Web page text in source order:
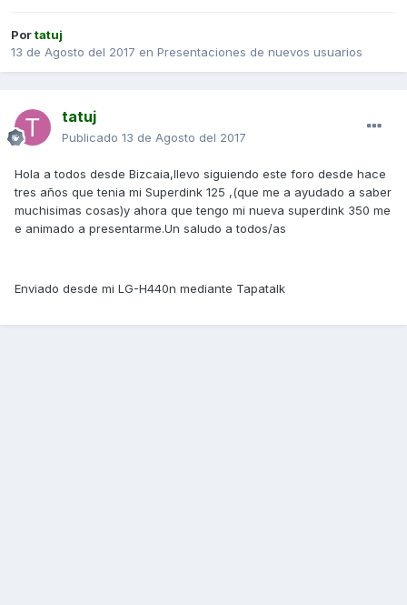
Portatuj
13 de Agosto del 2017 en Presentaciones de nuevos usuarios
tatuj
Publicado 13 de Agosto del 2017
Hola a todos desde Bizcaia,llevo siguiendo este foro desde hace
tres años que tenia mi Superdink 125 ,(que me a ayudado a saber
muchisimas cosas)y ahora que tengo mi nueva superdink 350 me
e animado a presentarme.Un saludo a todos/as
Enviado desde mi LG-H440n mediante Tapatalk